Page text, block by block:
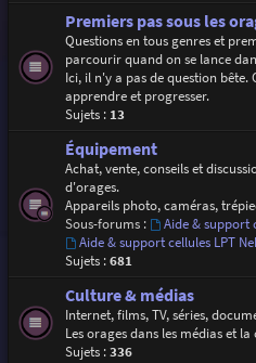
Premiers pas sous les
Questions en tous genres et
parcourir quand on se lance
Ici, il n'y a pas de question
apprendre et progresser.
Sujets : 13
Équipement
Achat, vente, conseils et
d'orages.
Appareils photo, caméras,
Sous-forums :
Aide & support
Aide & support cellules LPT
Sujets :681
Culture & médias
Internet, films, TV, séries,
Les orages dans les médias et
Sujets :336